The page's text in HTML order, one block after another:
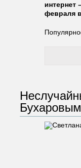
интернет
февраля